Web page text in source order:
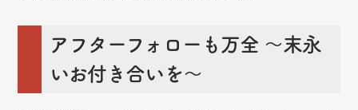
アフターフォローも万全 ～末永
いお付き合いを～